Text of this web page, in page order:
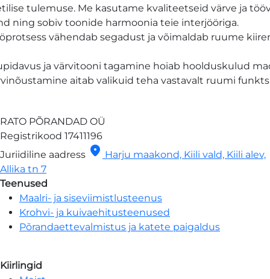
tulemuse. Me kasutame kvaliteetseid värve ja
ning sobiv toonide harmoonia teie interjööriga.
vähendab segadust ja võimaldab ruume
ja värvitooni tagamine hoiab hoolduskulud
aitab valikuid teha vastavalt ruumi
RATO PÕRANDAD OÜ
Registrikood 17411196
Juriidiline aadress location_on Harju maakond, Kiili vald, Kiili alev,
Allika tn 7
Teenused
Maalri- ja siseviimistlusteenus
Krohvi- ja kuivaehitusteenused
Põrandaettevalmistus ja katete paigaldus
Kiirlingid